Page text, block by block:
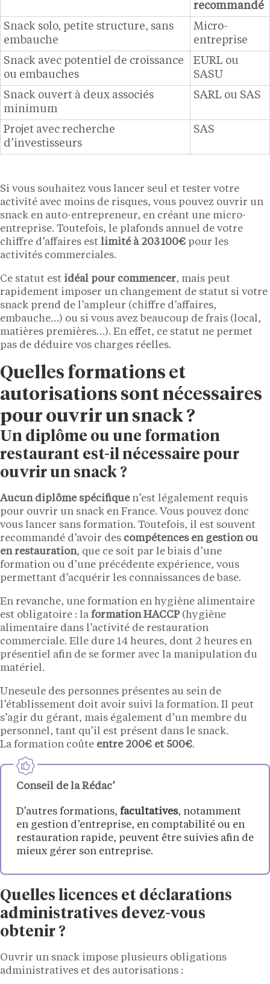
recommandé
Snack solo, petite structure, sans
embauche
Micro-
entreprise
Snack avec potentiel de croissance
ou embauches
EURL ou
SASU
Snack ouvert à deux associés
minimum
SARL ou SAS
Projet avec recherche
d’investisseurs
SAS
Si vous souhaitez vous lancer seul et tester votre
activité avec moins de risques, vous pouvez ouvrir un
snack en auto-entrepreneur, en créant une micro-
entreprise. Toutefois, le plafonds annuel de votre
chiffre d’affaires est limité à 203 100€ pour les
activités commerciales.
Ce statut est idéal pour commencer, mais peut
rapidement imposer un changement de statut si votre
snack prend de l’ampleur (chiffre d’affaires,
embauche…) ou si vous avez beaucoup de frais (local,
matières premières…). En effet, ce statut ne permet
pas de déduire vos charges réelles.
Quelles formations et
autorisations sont nécessaires
pour ouvrir un snack ?
Un diplôme ou une formation
restaurant est-il nécessaire pour
ouvrir un snack ?
Aucun diplôme spécifiquen’est légalement requis
pour ouvrir un snack en France. Vous pouvez donc
vous lancer sans formation. Toutefois, il est souvent
recommandé d’avoir des compétences en gestion ou
en restauration, que ce soit par le biais d’une
formation ou d’une précédente expérience, vous
permettant d’acquérir les connaissances de base.
En revanche, une formation en hygiène alimentaire
est obligatoire : la formation HACCP (hygiène
alimentaire dans l’activité de restauration
commerciale. Elle dure 14 heures, dont 2 heures en
présentiel afin de se former avec la manipulation du
matériel.
Uneseule des personnes présentes au sein de
l’établissement doit avoir suivi la formation. Il peut
s’agir du gérant, mais également d’un membre du
personnel, tant qu’il est présent dans le snack.
La formation coûte entre 200€ et 500€.
Conseil de la Rédac’
D’autres formations, facultatives, notamment
en gestion d’entreprise, en comptabilité ou en
restauration rapide, peuvent être suivies afin de
mieux gérer son entreprise.
Quelles licences et déclarations
administratives devez-vous
obtenir ?
Ouvrir un snack impose plusieurs obligations
administratives et des autorisations :